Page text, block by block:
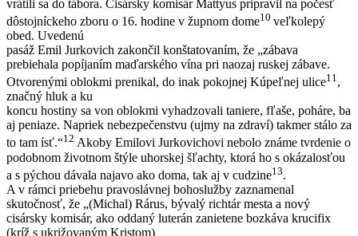
vrátili sa do tábora. Cisársky komisár Mattyus pripravil na počesť
dôstojníckeho zboru o 16. hodine v župnom dome10 veľkolepý
obed. Uvedenú
pasáž Emil Jurkovich zakončil konštatovaním, že „zábava
prebiehala popíjaním maďarského vína pri naozaj ruskej zábave.
Otvorenými oblokmi prenikal, do inak pokojnej Kúpeľnej ulice11,
značný hluk a ku
koncu hostiny sa von oblokmi vyhadzovali taniere, fľaše, poháre, ba
aj peniaze. Napriek nebezpečenstvu (ujmy na zdraví) takmer stálo za
to tam ísť.“12 Akoby Emilovi Jurkovichovi nebolo známe tvrdenie o
podobnom životnom štýle uhorskej šľachty, ktorá ho s okázalosťou
a s pýchou dávala najavo ako doma, tak aj v cudzine13.
A v rámci priebehu pravoslávnej bohoslužby zaznamenal
skutočnosť, že „(Michal) Rárus, bývalý richtár mesta a nový
cisársky komisár, ako oddaný luterán zanietene bozkáva krucifix
(kríž s ukrižovaným Kristom)